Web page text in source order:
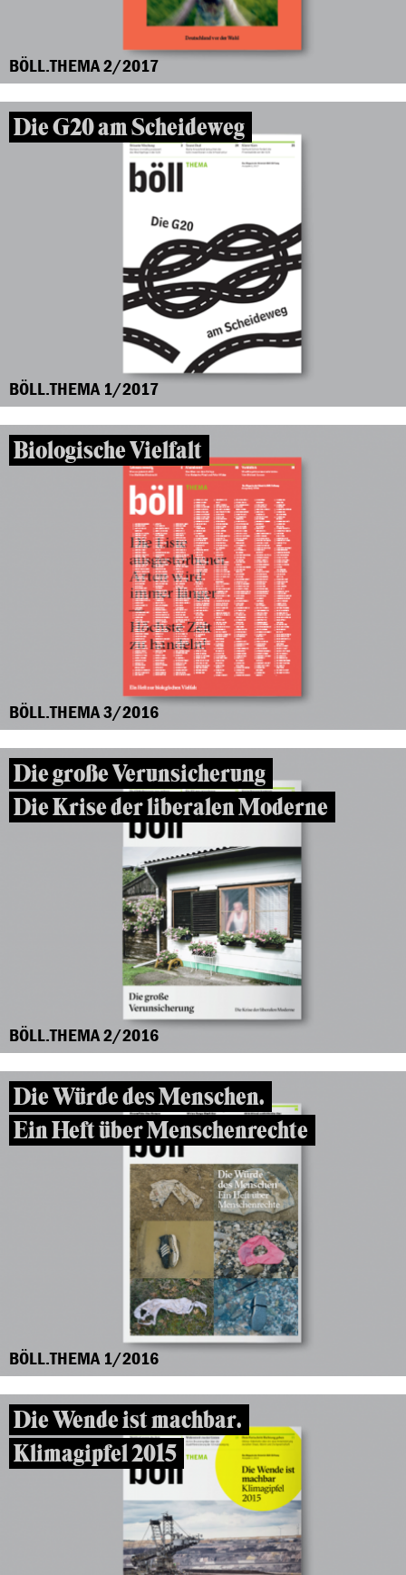
BÖLL.THEMA 2/2017
Die G20 am Scheideweg
BÖLL.THEMA 1/2017
Biologische Vielfalt
BÖLL.THEMA 3/2016
Die große Verunsicherung
Die Krise der liberalen Moderne
BÖLL.THEMA 2/2016
Die Würde des Menschen.
Ein Heft über Menschenrechte
BÖLL.THEMA 1/2016
Die Wende ist machbar.
Klimagipfel 2015